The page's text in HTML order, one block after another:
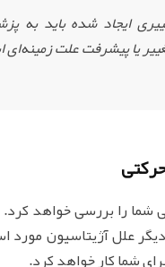
ایجاد شده باید به
یا پیشرفت علت
شما را بررسی خواهد
علل آژیتاسیون
شما کار خواهد کرد.